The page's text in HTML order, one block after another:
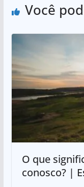
Você
O que
conosco? |